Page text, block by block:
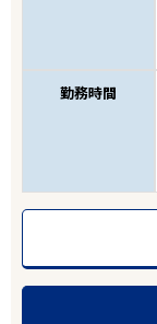
勤務時間